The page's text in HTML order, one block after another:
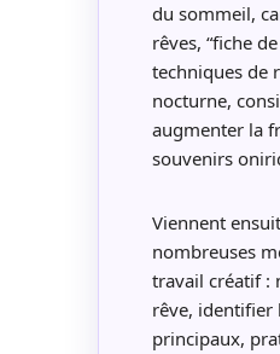
du sommeil,
rêves, “fiche
techniques de
nocturne,
augmenter la
souvenirs
Viennent
nombreuses
travail créatif :
rêve, identifier
principaux,